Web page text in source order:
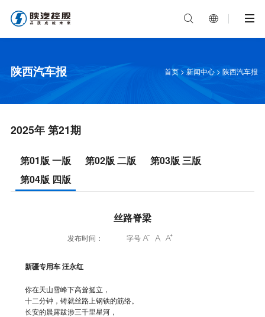
 
陕西汽车报 首页 > 新闻中心 > 陕西汽车报
2025年 第21期
第01版 一版 第02版 二版
第03版 三版
第04版 四版
丝路脊梁
发布时间： 字号   
新疆专用车 汪永红
你在天山雪峰下高耸挺立，
十二分钟，铸就丝路上钢铁的筋络。
长安的晨露跋涉三千里星河，